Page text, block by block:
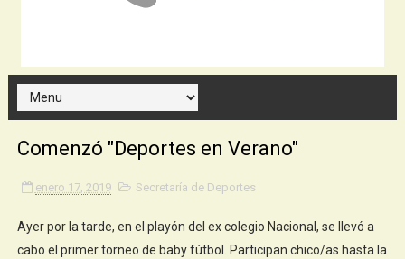
Comenzó "Deportes en Verano"
enero 17, 2019 Secretaría de Deportes
Ayer por la tarde, en el playón del ex colegio Nacional, se llevó a
cabo el primer torneo de baby fútbol. Participan chico/as hasta la